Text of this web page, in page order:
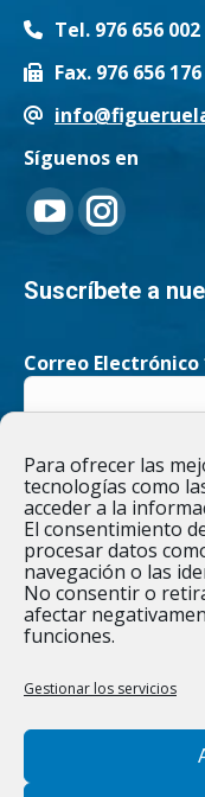
Para ofrecer las
tecnologías como
acceder a la
El consentimiento
procesar datos
navegación o las
No consentir o
afectar
funciones.
Gestionar los servicios
Tel. 976 656 002
Fax. 976 656 176
Síguenos en
Encuéntranos en:
YouTube
page
in
window
Instagram
page
in
window
Suscríbete a
Correo Electrónico
He leído y
Responsable »
nuestras publicaciones y
consentimiento. /
existe una obligación
como se indica en la